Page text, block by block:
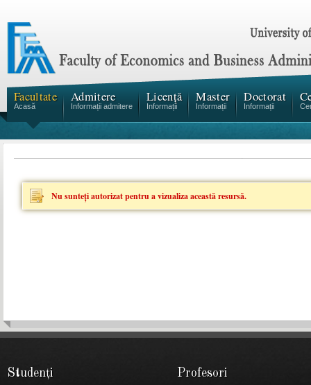
Facultate
Acasă
Admitere
Informații admitere
Licență
Informații
Master
Informații
Doctorat
Informații
Nu sunteţi autorizat pentru a vizualiza această resursă.
Studenți Profesori